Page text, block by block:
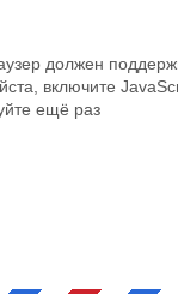
должен
включите
ещё раз